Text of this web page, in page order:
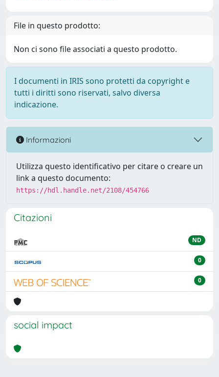
File in questo prodotto:
Non ci sono file associati a questo prodotto.
I documenti in IRIS sono protetti da copyright e
tutti i diritti sono riservati, salvo diversa
indicazione.
Informazioni
Utilizza questo identificativo per citare o creare un
link a questo documento:
https://hdl.handle.net/2108/454766
Citazioni
ND
0
0
social impact